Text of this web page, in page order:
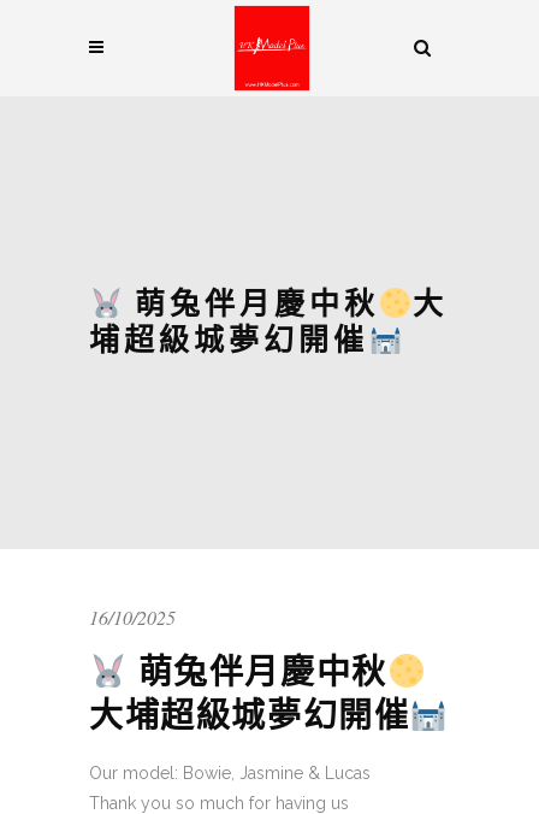
萌兔伴月慶中秋
大
埔超級城夢幻開催
16/10/2025
萌兔伴月慶中秋
大埔超級城夢幻開催
Our model: Bowie, Jasmine & Lucas
Thank you so much for having us